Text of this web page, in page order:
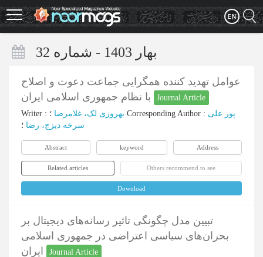
Skip
to
main
بهار 1403 - شماره 32
عوامل تهدید کننده همگرایی جماعت دعوت و اصلاح
Journal Article
Writer : بهروزی لک، غلامرضا Corresponding Author : پور علی
سرخه دیزج، رضا ؛
Abstract keyword Address
Related articles Others recommend to see
Download
تبیین مدل چگونگی تاثیر رسانه‌های دیجیتال بر
‌بحران‌های سیاسی اعتراضی در جمهوری اسلامی
Journal Article